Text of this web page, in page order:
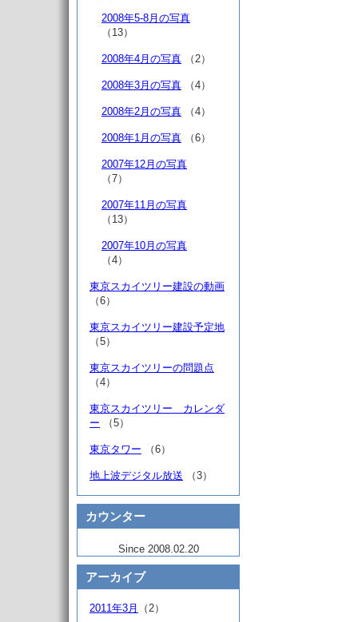
2008年5-8月の写真
（13）
2008年4月の写真 （2）
2008年3月の写真 （4）
2008年2月の写真 （4）
2008年1月の写真 （6）
2007年12月の写真
（7）
2007年11月の写真
（13）
2007年10月の写真
（4）
東京スカイツリー建設の動画
（6）
東京スカイツリー建設予定地
（5）
東京スカイツリーの問題点
（4）
東京スカイツリー カレンダ
ー （5）
東京タワー （6）
地上波デジタル放送 （3）
カウンター
Since 2008.02.20
アーカイブ
2011年3月 （2）